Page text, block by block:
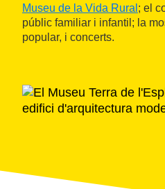
Museu de la Vida Rural ; el
públic familiar i infantil; la
popular, i concerts.